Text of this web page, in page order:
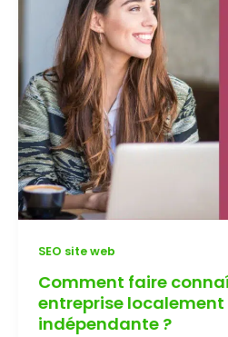
ton
activité
pour
gagner
en
visibilité ?
SEO site web
Comment faire
entreprise
indépendante ?